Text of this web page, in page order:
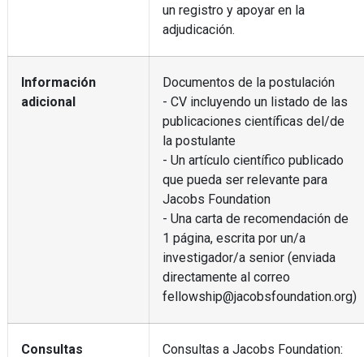
un registro y apoyar en la
adjudicación.
Información
adicional
Documentos de la postulación
- CV incluyendo un listado de las
publicaciones científicas del/de
la postulante
- Un artículo científico publicado
que pueda ser relevante para
Jacobs Foundation
- Una carta de recomendación de
1 página, escrita por un/a
investigador/a senior (enviada
directamente al correo
fellowship@jacobsfoundation.org)
Consultas
Consultas a Jacobs Foundation: